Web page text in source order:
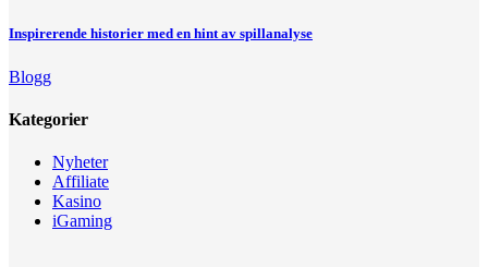
Inspirerende historier med en hint av spillanalyse
Blogg
Kategorier
Nyheter
Affiliate
Kasino
iGaming